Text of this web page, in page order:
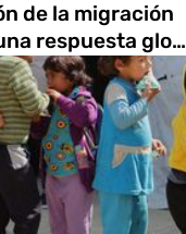
de la migración
respuesta glo…